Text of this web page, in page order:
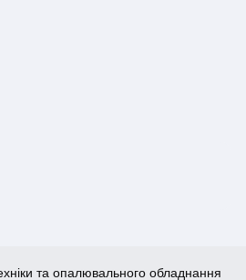
та опалювального обладнання